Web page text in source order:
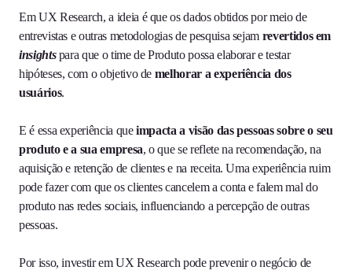
Em UX Research, a ideia é que os dados obtidos por meio de
entrevistas e outras metodologias de pesquisa sejam revertidos em
insightspara que o time de Produto possa elaborar e testar
hipóteses, com o objetivo de melhorar a experiência dos
usuários.
E é essa experiência queimpacta a visão das pessoas sobre o seu
produto e a sua empresa, o que se reflete na recomendação, na
aquisição e retenção de clientes e na receita. Uma experiência ruim
pode fazer com que os clientes cancelem a conta e falem mal do
produto nas redes sociais, influenciando a percepção de outras
pessoas.
Por isso, investir em UX Research pode prevenir o negócio de